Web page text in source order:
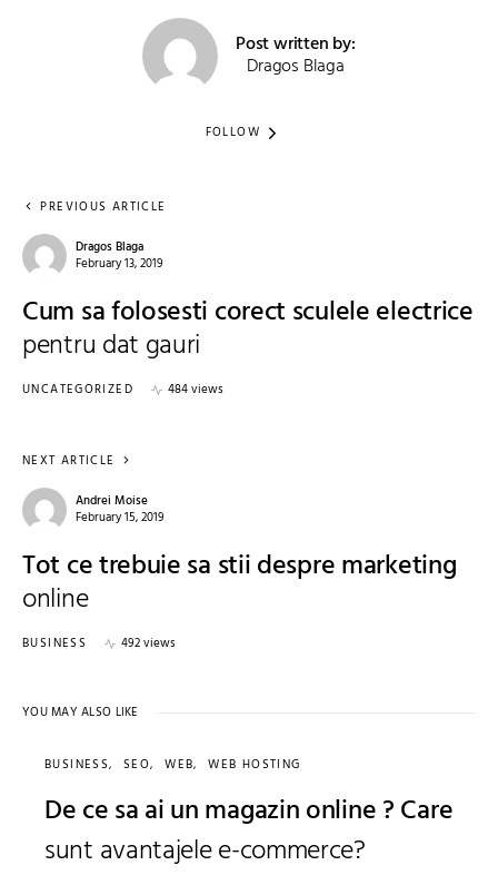
Post written by:
Dragos Blaga
FOLLOW
PREVIOUS ARTICLE
Dragos Blaga
February 13, 2019
Cum sa folosesti corect sculele electrice
pentru dat gauri
UNCATEGORIZED 484 views
NEXT ARTICLE
Andrei Moise
February 15, 2019
Tot ce trebuie sa stii despre marketing
online
BUSINESS 492 views
YOU MAY ALSO LIKE
BUSINESS SEO WEB WEB HOSTING
De ce sa ai un magazin online ? Care
sunt avantajele e-commerce?